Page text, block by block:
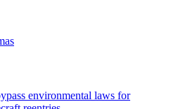
environmental laws for